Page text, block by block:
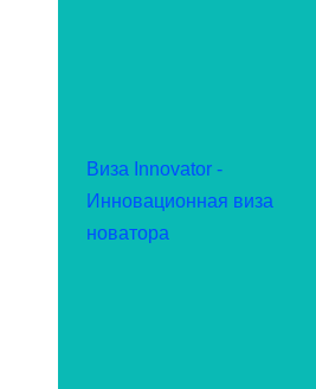
Виза Innovator -
Инновационная виза
новатора